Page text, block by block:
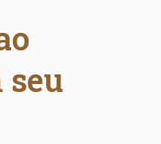
seu